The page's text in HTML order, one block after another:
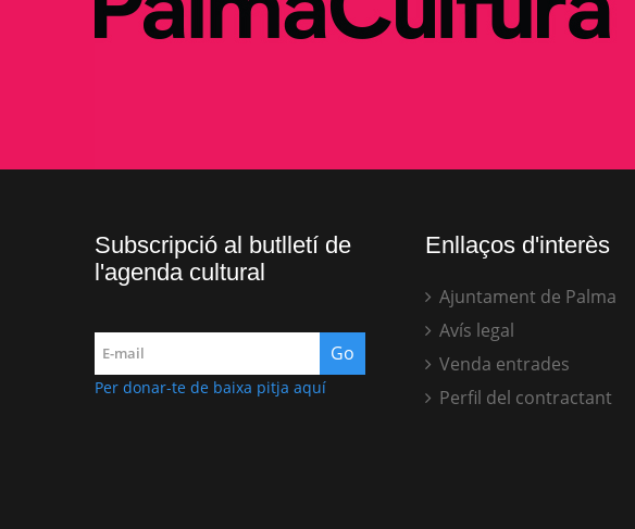
Subscripció al butlletí de
l'agenda cultural
Per donar-te de baixa pitja aquí
Enllaços d'interès
Ajuntament de Palma
Avís legal
Venda entrades
Perfil del contractant